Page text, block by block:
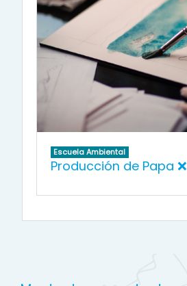
Escuela Ambiental
Producción de Papa ❌